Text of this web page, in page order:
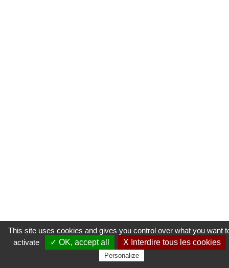
This site uses cookies and gives you control over what you want
activate
✓ OK, accept all X Interdire tous les cookies
Personalize